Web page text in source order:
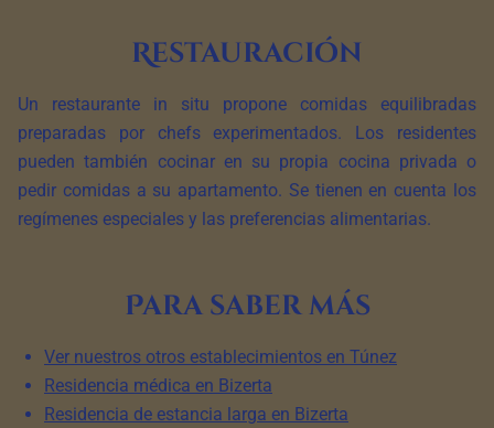
Restauración
Un restaurante in situ propone comidas equilibradas
preparadas por chefs experimentados. Los residentes
pueden también cocinar en su propia cocina privada o
pedir comidas a su apartamento. Se tienen en cuenta los
regímenes especiales y las preferencias alimentarias.
Para saber más
Ver nuestros otros establecimientos en Túnez
Residencia médica en Bizerta
Residencia de estancia larga en Bizerta